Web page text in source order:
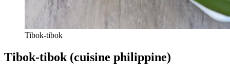
Tibok-tibok
Tibok-tibok (cuisine philippine)